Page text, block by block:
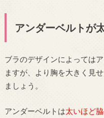
アンダーベルトが
ブラのデザインによっては
ますが、より胸を大きく見
ましょう。
アンダーベルトは太いほど